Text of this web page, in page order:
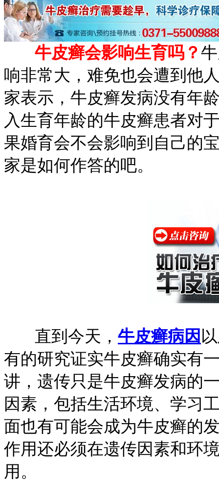
牛皮癣会影响生育吗？
响非常大，难免也会遭到他
家表示，牛皮癣发病没有年
入生育年龄的牛皮癣患者对
果婚育会不会影响到自己的
家是如何作答的吧。
直到今天， 牛皮癣病因
有的研究证实牛皮癣确实有
讲，遗传只是牛皮癣发病的
因素，包括生活环境、学习
面也有可能会成为牛皮癣的
作用还必须在遗传因素和环
用。